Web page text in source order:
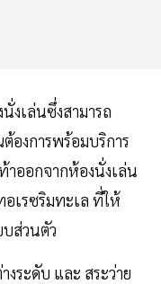
งเล่นซึ่งสามารถ
งการพร้อมบริการ
าออกจากห้องนั่งเล่น
เรซริมทะเล ที่ให้
ส่วนตัว
ระดับ และ สระว่าย